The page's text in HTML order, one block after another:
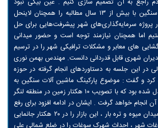
ترمینال ماشین آلات سنگین با بیش از ۱۳ سال مطالبه را همچنان لاینحل
سرمایه‌گذاری‌های شهر پیشرفت‌هایی برای حل
اما همچنان نیازمند توجه است و حضور میدانی
های معابر و مشکلات ترافیکی شهر را در ترسیم
شهری قابل قدردانی دانست. مهندس بهمن نوری
در این جلسه به دستاوردهای انجام گرفته در حوزه
و گفت : موضوع پارکینگ ماشین آلات سنگین به
یک مسئله لاینحل مبدل شده بود که با تصویب ۱۰ هکتار زمین در منطقه لنگر
انجام خواهد گرفت . ایشان در ادامه افزود برای رفع
مشکل فقدان بازار و میدان میوه و تره بار ، این بازار را در ۲۰ هکتار جانمایی
شهر ، احداث شهرک سوغات را در ضلع شمالی علی